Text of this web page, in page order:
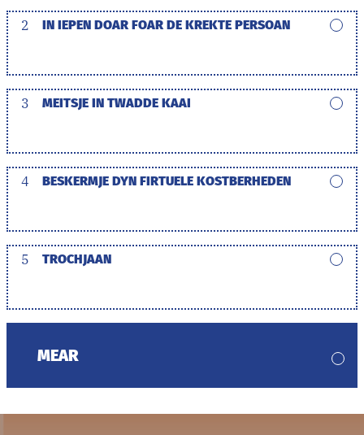
2 IN IEPEN DOAR FOAR DE KREKTE PERSOAN
3 MEITSJE IN TWADDE KAAI
4 BESKERMJE DYN FIRTUELE KOSTBERHEDEN
5 TROCHJAAN
MEAR